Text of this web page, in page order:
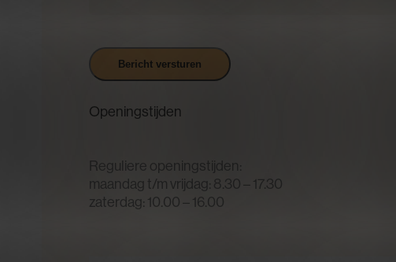
Bericht versturen
Openingstijden
Reguliere openingstijden:
maandag t/m vrijdag: 8.30 – 17.30
zaterdag: 10.00 – 16.00